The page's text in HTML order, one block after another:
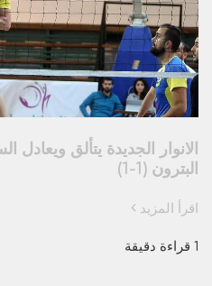
الانوار الجديدة يتألق ويعادل
البترون (1-1)
اقرأ المزيد
1 قراءة دقيقة